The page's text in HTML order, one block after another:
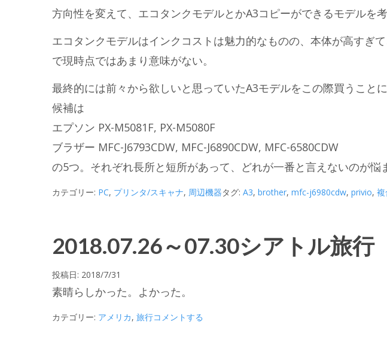
方向性を変えて、エコタンクモデルとかA3コピーができるモデルを考
エコタンクモデルはインクコストは魅力的なものの、本体が高すぎ
で現時点ではあまり意味がない。
最終的には前々から欲しいと思っていたA3モデルをこの際買うことに
候補は
エプソン PX-M5081F, PX-M5080F
ブラザー MFC-J6793CDW, MFC-J6890CDW, MFC-6580CDW
の5つ。それぞれ長所と短所があって、どれが一番と言えないのが悩
カテゴリー: PC, プリンタ/スキャナ, 周辺機器タグ: A3, brother, mfc-j6980cdw, privio,
2018.07.26～07.30シアトル旅行
投稿日: 2018/7/31
素晴らしかった。よかった。
カテゴリー: アメリカ, 旅行コメントする